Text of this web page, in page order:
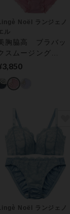
Noël ランジェノ
ル
胸脇高 ブラバッ
スムージング
ブラ＆ショー
Noël ランジェノ